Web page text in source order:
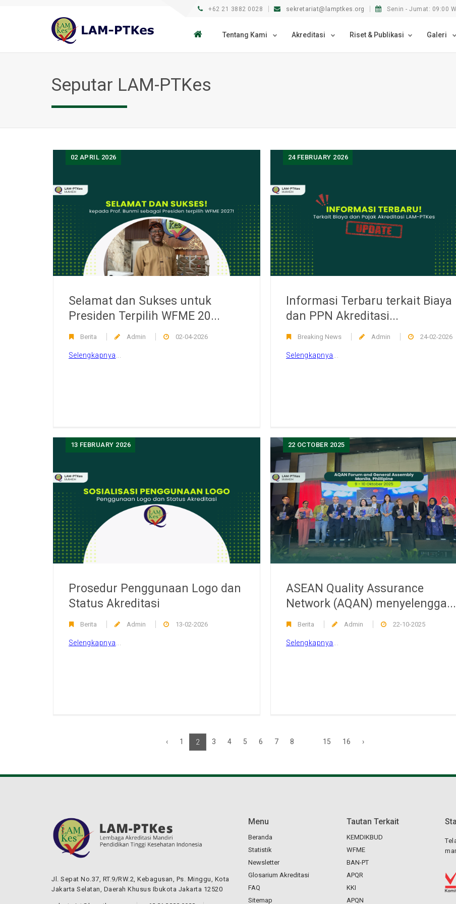
+62 21 3882 0028 sekretariat@lamptkes.org Senin - Jumat: 09:00
Tentang Kami Akreditasi Riset & Publikasi Galeri
Seputar LAM-PTKes
02 APRIL 2026
Selamat dan Sukses untuk
Presiden Terpilih WFME 20...
Berita Admin 02-04-2026
Selengkapnya
24 FEBRUARY 2026
Informasi Terbaru terkait Biaya
dan PPN Akreditasi...
Breaking News Admin 24-02-2026
Selengkapnya
13 FEBRUARY 2026
Prosedur Penggunaan Logo dan
Status Akreditasi
Berita Admin 13-02-2026
Selengkapnya
22 OCTOBER 2025
ASEAN Quality Assurance
Network (AQAN) menyelengga...
Berita Admin 22-10-2025
Selengkapnya
‹ 1 2 3 4 5 6 7 8 15 16 ›
Jl. Sepat No.37, RT.9/RW.2, Kebagusan, Ps. Minggu, Kota
Jakarta Selatan, Daerah Khusus Ibukota Jakarta 12520
Menu
Beranda
Statistik
Newsletter
Glosarium Akreditasi
FAQ
Sitemap
Tautan Terkait
KEMDIKBUD
WFME
BAN-PT
APQR
KKI
APQN